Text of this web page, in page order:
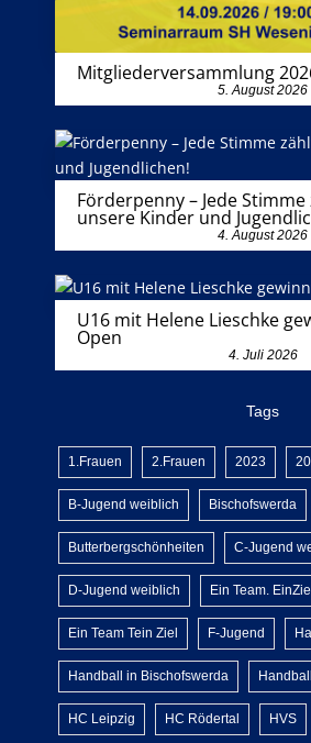
Mitgliederversammlung
5. August 2026
Förderpenny – Jede
unsere Kinder und
4. August 2026
U16 mit Helene Lieschke
Open
4. Juli 2026
Tags
1.Frauen 2.Frauen 2023
B-Jugend weiblich Bischofswerda
Butterbergschönheiten C-Jugend
D-Jugend weiblich Ein Team.
Ein Team Tein Ziel F-Jugend
Handball in Bischofswerda
HC Leipzig HC Rödertal HVS